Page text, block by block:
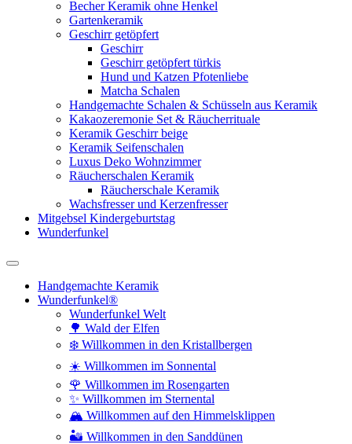
Becher Keramik ohne Henkel
Gartenkeramik
Geschirr getöpfert
Geschirr
Geschirr getöpfert türkis
Hund und Katzen Pfotenliebe
Matcha Schalen
Handgemachte Schalen & Schüsseln aus Keramik
Kakaozeremonie Set & Räucherrituale
Keramik Geschirr beige
Keramik Seifenschalen
Luxus Deko Wohnzimmer
Räucherschalen Keramik
Räucherschale Keramik
Wachsfresser und Kerzenfresser
Mitgebsel Kindergeburtstag
Wunderfunkel
Handgemachte Keramik
Wunderfunkel®
Wunderfunkel Welt
🌳 Wald der Elfen
❄️ Willkommen in den Kristallbergen
☀️ Willkommen im Sonnental
🌹 Willkommen im Rosengarten
✨ Willkommen im Sternental
🏔️ Willkommen auf den Himmelsklippen
🏜️ Willkommen in den Sanddünen